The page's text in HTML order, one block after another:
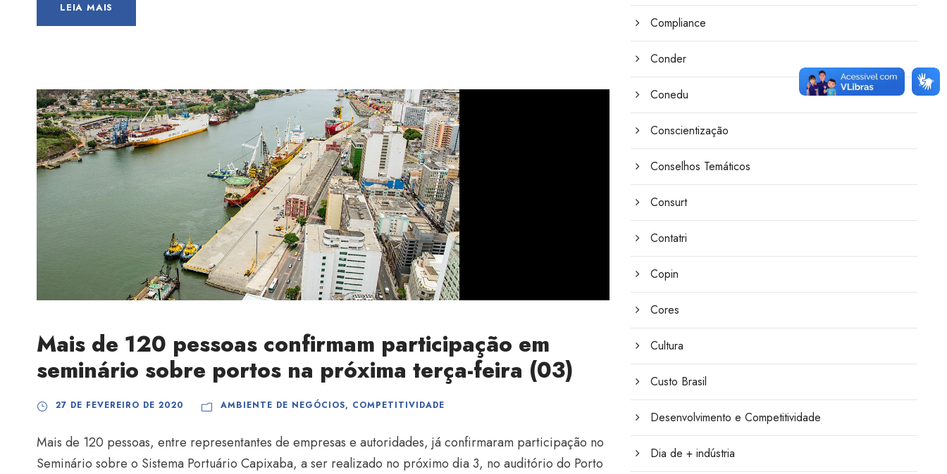
LEIA MAIS
Mais de 120 pessoas confirmam participação em
seminário sobre portos na próxima terça-feira (03)
27 DE FEVEREIRO DE 2020 AMBIENTE DE NEGÓCIOS, COMPETITIVIDADE
Mais de 120 pessoas, entre representantes de empresas e autoridades, já confirmaram participação no
Seminário sobre o Sistema Portuário Capixaba, a ser realizado no próximo dia 3, no auditório do Porto
Compliance
Conder
Conedu
Conscientização
Conselhos Temáticos
Consurt
Contatri
Copin
Cores
Cultura
Custo Brasil
Desenvolvimento e Competitividade
Dia de + indústria